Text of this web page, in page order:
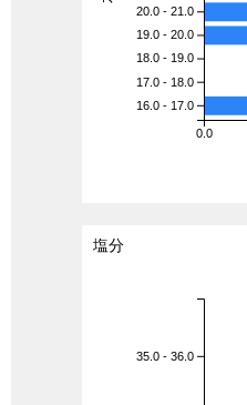
0.0
20.0 - 21.0
19.0 - 20.0
18.0 - 19.0
17.0 - 18.0
16.0 - 17.0
塩分
35.0 - 36.0